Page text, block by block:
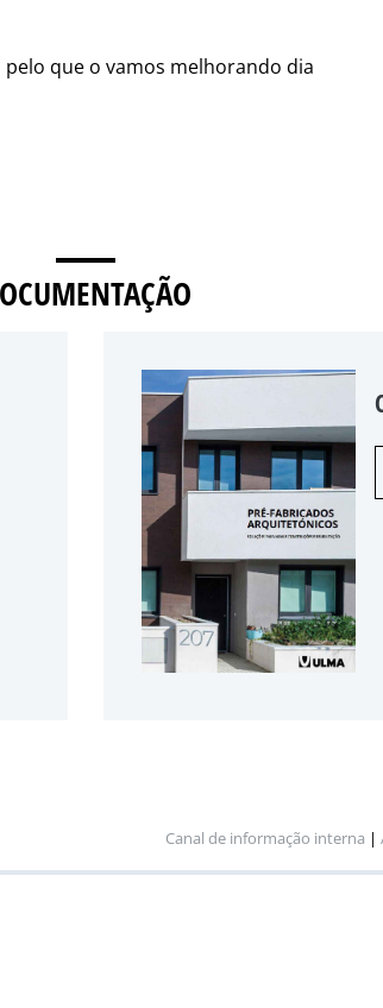
que o vamos melhorando dia
Canal de informação interna |